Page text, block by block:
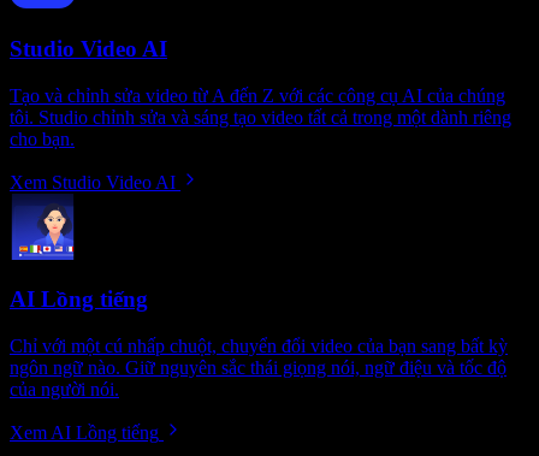
Studio Video AI
Tạo và chỉnh sửa video từ A đến Z với các công cụ AI của chúng
tôi. Studio chỉnh sửa và sáng tạo video tất cả trong một dành riêng
cho bạn.
Xem Studio Video AI
AI Lồng tiếng
Chỉ với một cú nhấp chuột, chuyển đổi video của bạn sang bất kỳ
ngôn ngữ nào. Giữ nguyên sắc thái giọng nói, ngữ điệu và tốc độ
của người nói.
Xem AI Lồng tiếng